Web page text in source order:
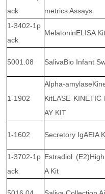
ack
metrics Assays
1-3402-1p
ack
MelatoninELISA Kit
5001.08 SalivaBio Infant
1-1902
Alpha-
KitLASE KINETIC
AY KIT
1-1602 Secretory IgAEIA
1-3702-1p
ack
Estradiol
A Kit